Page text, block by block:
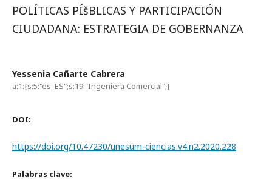
POLÍTICAS PÍšBLICAS Y PARTICIPACIÓN
CIUDADANA: ESTRATEGIA DE GOBERNANZA
Yessenia Cañarte Cabrera
a:1:{s:5:"es_ES";s:19:"Ingeniera Comercial";}
DOI:
https://doi.org/10.47230/unesum-ciencias.v4.n2.2020.228
Palabras clave: